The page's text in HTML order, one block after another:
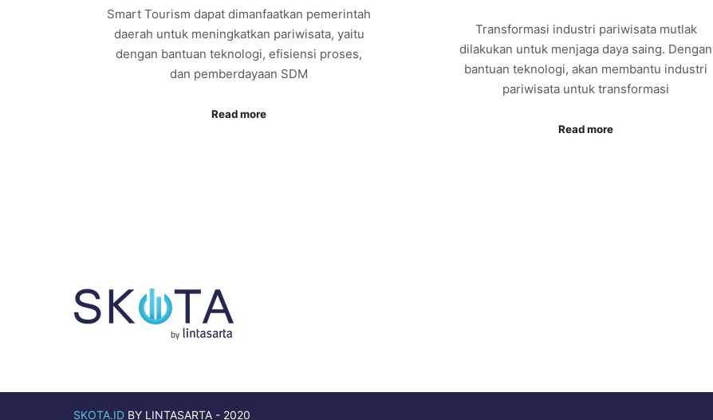
Smart Tourism dapat dimanfaatkan pemerintah
daerah untuk meningkatkan pariwisata, yaitu
dengan bantuan teknologi, efisiensi proses,
dan pemberdayaan SDM
Read more
Transformasi industri pariwisata mutlak
dilakukan untuk menjaga daya saing. Dengan
bantuan teknologi, akan membantu industri
pariwisata untuk transformasi
Read more
SKOTA.ID BY LINTASARTA - 2020